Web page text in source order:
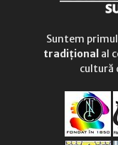
Suntem
tradițional al
cultură